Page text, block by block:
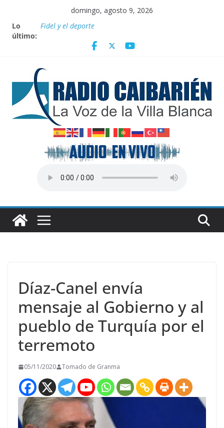
contenido
domingo, agosto 9, 2026
Lo
último:
Fidel y el deporte
Vanguardia por 3 años consecutivos
renovables en Cuba
Nota oficial del Gobierno Provincial de Villa Clara
Díaz-Canel envía
mensaje al Gobierno y al
pueblo de Turquía por el
terremoto
05/11/2020 Tomado de Granma